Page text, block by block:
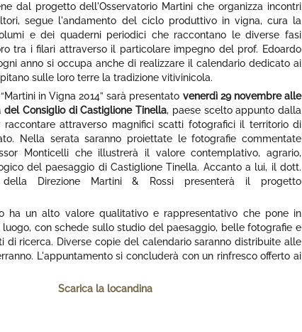
dal progetto dell'Osservatorio Martini che organizza incontri
segue l'andamento del ciclo produttivo in vigna, cura la
e dei quaderni periodici che raccontano le diverse fasi
tra i filari attraverso il particolare impegno del prof. Edoardo
anno si occupa anche di realizzare il calendario dedicato ai
sulle loro terre la tradizione vitivinicola.
in Vigna 2014” sarà presentato venerdì 29 novembre alle
del Consiglio di Castiglione Tinella, paese scelto appunto dalla
raccontare attraverso magnifici scatti fotografici il territorio di
Nella serata saranno proiettate le fotografie commentate
Monticelli che illustrerà il valore contemplativo, agrario,
del paesaggio di Castiglione Tinella. Accanto a lui, il dott.
della Direzione Martini & Rossi presenterà il progetto
ha un alto valore qualitativo e rappresentativo che pone in
con schede sullo studio del paesaggio, belle fotografie e
di ricerca. Diverse copie del calendario saranno distribuite alle
L'appuntamento si concluderà con un rinfresco offerto ai
Scarica la locandina